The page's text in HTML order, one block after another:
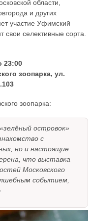
области,
и других
участие Уфимский
свои селективные сорта.
23:00
зоопарка, ул.
зоопарка:
островок»
с
но и настоящие
что выставка
Московского
событием,